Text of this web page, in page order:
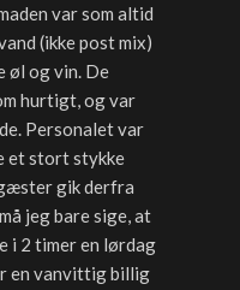
var som altid
(ikke post mix)
øl og vin. De
hurtigt, og var
Personalet var
et stort stykke
gik derfra
jeg bare sige, at
i 2 timer en lørdag
en vanvittig billig